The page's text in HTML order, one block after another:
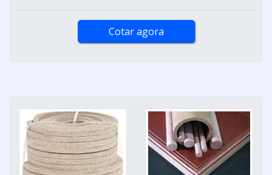
Cotar agora